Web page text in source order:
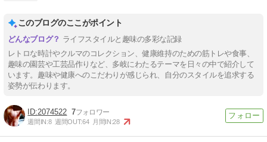
このブログのここがポイント
ライフスタイルと趣味の多彩な記録
レトロな時計やクルマのコレクション、健康維持のための筋トレや食事、
趣味の園芸や工芸品作りなど、多岐にわたるテーマを日々の中で紹介して
います。趣味や健康へのこだわりが感じられ、自分のスタイルを追求する
姿勢が伝わります。
2074522 7
週間IN:8 週間OUT:64 月間IN:28